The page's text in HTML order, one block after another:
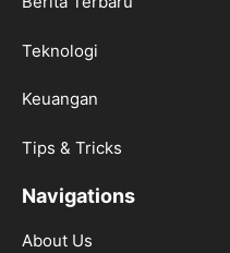
Teknologi
Keuangan
Tips & Tricks
Navigations
About Us